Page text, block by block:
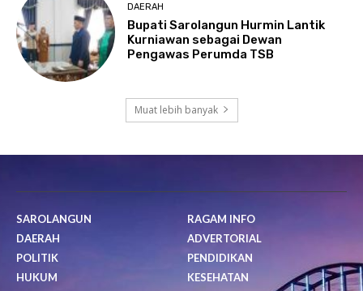
DAERAH
Bupati Sarolangun Hurmin Lantik
Kurniawan sebagai Dewan
Pengawas Perumda TSB
Muat lebih banyak
SAROLANGUN
DAERAH
POLITIK
HUKUM
RAGAM INFO
ADVERTORIAL
PENDIDIKAN
KESEHATAN